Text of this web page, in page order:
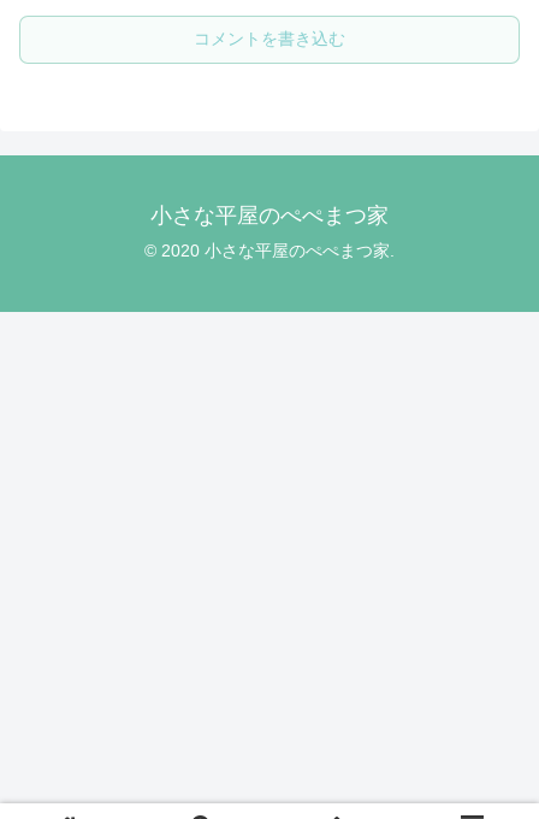
コメントを書き込む
小さな平屋のぺぺまつ家
© 2020 小さな平屋のぺぺまつ家.